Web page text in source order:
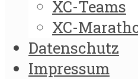
XC-Teams
XC-
Datenschutz
Impressum